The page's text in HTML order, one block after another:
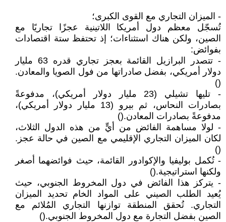
- الميزان التجاري مع القوى الكبرى؛
تُسجّل معظم دول أمريكا اللاتينية عجزًا تجاريًا مع
الصين، ولكن هناك استثناءات؛ إذ تحتفظ ستة اقتصادات
بفوائض:
- تتصدر البرازيل القائمة بعجز تجاري قدره 63 مليار
دولار أمريكي، بفضل صادراتها من فول الصويا والمعادن.
()
- تليها تشيلي (23 مليار دولار أمريكي)، مدفوعةً
بصادرات النحاس، ثم بيرو (13 مليار دولار أمريكي)،
مدفوعةً بصادرات المعادن.()
- لولا مساهمة الفائض من أيٍّ من هذه الدول الثلاث،
لكان الميزان التجاري الإقليمي مع الصين في حالة عجز.
()
- تُكمل بوليفيا والإكوادور القائمة، حيث فوائضهما أصغر
ولكنها استراتيجية.()
- يتركز هذا الفائض في دول المخروط الجنوبي، حيث
يُعيد الطلب الصيني على المواد الخام تحديد الميزان
التجاري. تُحقق المنطقة توازنها التجاري المُلائم مع
الصين بفضل التجارة مع دول المخروط الجنوبي.()